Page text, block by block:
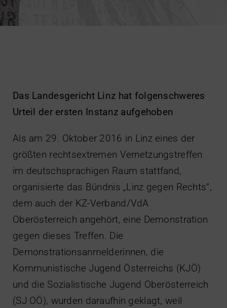
Impressum
Das Landesgericht Linz hat folgenschweres
Urteil der ersten Instanz aufgehoben
Als am 29. Oktober 2016 in Linz eines der
größten rechtsextremen Vernetzungstreffen
im deutschsprachigen Raum stattfand,
organisierte das Bündnis „Linz gegen Rechts“,
dem auch der KZ-Verband/VdA
Oberösterreich angehört, eine Demonstration
gegen dieses Treffen. Die
Demonstrationsanmelderinnen, die
Kommunistische Jugend Österreichs (KJÖ)
und die Sozialistische Jugend Oberösterreich
(SJ OÖ), wurden daraufhin geklagt, weil